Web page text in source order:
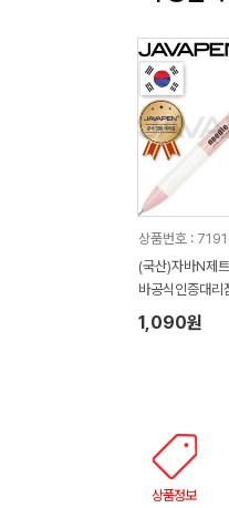
상품번호 :
(국산)자바N제
바공식인증대리
1,090원
상품정보